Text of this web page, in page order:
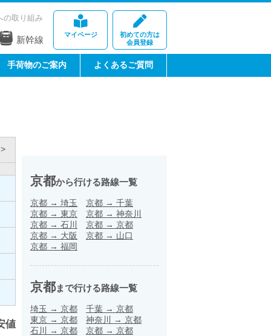
マイページ
初めての方は
会員登録
の取り組み
新幹線
手荷物のご案内 よくあるご質問
値
京都から行ける路線一覧
京都 → 埼玉 京都 → 千葉
京都 → 東京 京都 → 神奈川
京都 → 石川 京都 → 京都
京都 → 大阪 京都 → 山口
京都 → 福岡
京都まで行ける路線一覧
埼玉 → 京都 千葉 → 京都
東京 → 京都 神奈川 → 京都
石川
→ 京都 京都 → 京都